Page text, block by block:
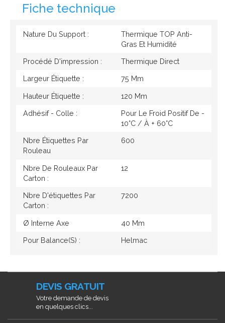
Fiche technique
Nature Du Support :
Thermique TOP Anti-
Gras Et Humidité
Procédé D'impression : Thermique Direct
Largeur Étiquette : 75 Mm
Hauteur Étiquette : 120 Mm
Adhésif - Colle :
Pour Le Froid Positif De -
10°c / À + 60°c
Nbre Étiquettes Par
Rouleau
600
Nbre De Rouleaux Par
Carton :
12
Nbre D'étiquettes Par
Carton :
7200
Ø Interne Axe 40 Mm
Pour Balance(s) : Helmac
DEVIS GRATUIT
Votre demande de devis
en quelques clics...